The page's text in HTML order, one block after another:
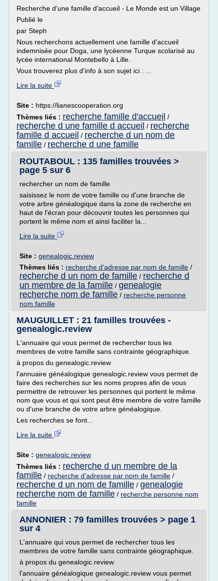
Recherche d'une famille d'accueil - Le Monde est un Village
Publié le
par Steph
Nous recherchons actuellement une famille d'accueil
indemnisée pour Doga, une lycéenne Turque scolarisé au
lycée international Montebello à Lille.
Vous trouverez plus d'info à son sujet ici : ...
Lire la suite
Site : https://lianescooperation.org
Thèmes liés : recherche famille d'accueil /
recherche d une famille d accueil / recherche
famille d accueil / recherche d un nom de
famille / recherche d une famille
ROUTABOUL : 135 familles trouvées >
page 5 sur 6
rechercher un nom de famille
saisissez le nom de votre famille ou d'une branche de
votre arbre généalogique dans la zone de recherche en
haut de l'écran pour découvrir toutes les personnes qui
portent le même nom et ainsi faciliter la...
Lire la suite
Site : genealogic.review
Thèmes liés : recherche d'adresse par nom de famille /
recherche d un nom de famille / recherche d
un membre de la famille / genealogie
recherche nom de famille / recherche personne
nom famille
MAUGUILLET : 21 familles trouvées -
genealogic.review
L'annuaire qui vous permet de rechercher tous les
membres de votre famille sans contrainte géographique.
à propos du genealogic.review
l'annuaire généalogique genealogic.review vous permet de
faire des recherches sur les noms propres afin de vous
permettre de retrouver les personnes qui portent le même
nom que vous et qui sont peut être membre de votre famille
ou d'une branche de votre arbre généalogique.
Les recherches se font...
Lire la suite
Site : genealogic.review
Thèmes liés : recherche d un membre de la
famille / recherche d'adresse par nom de famille /
recherche d un nom de famille / genealogie
recherche nom de famille / recherche personne nom
famille
ANNONIER : 79 familles trouvées > page 1
sur 4
L'annuaire qui vous permet de rechercher tous les
membres de votre famille sans contrainte géographique.
à propos du genealogic.review
l'annuaire généalogique genealogic.review vous permet